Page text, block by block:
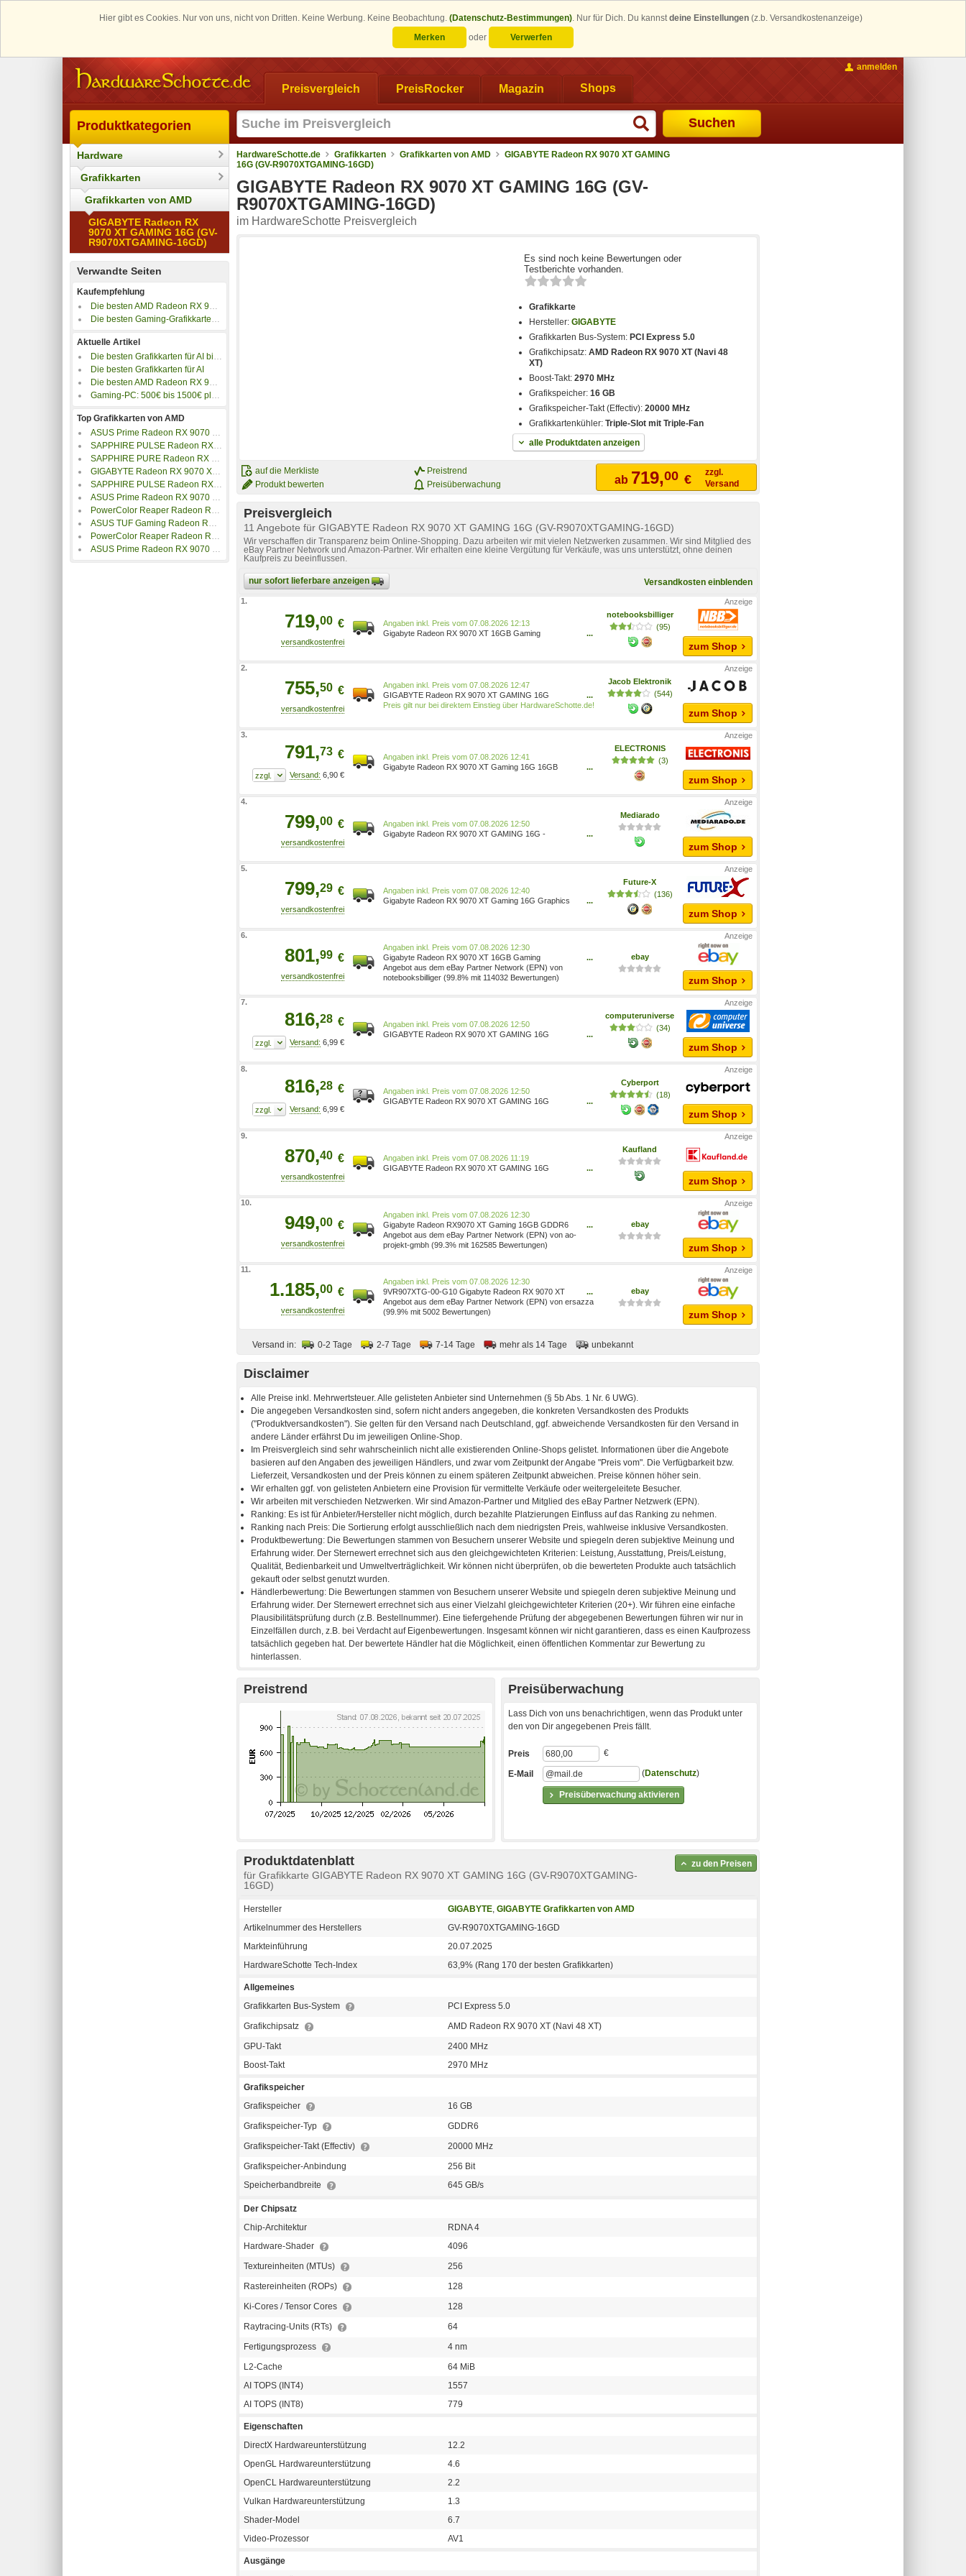
Hier gibt es Cookies. Nur von uns, nicht von Dritten. Keine Werbung. Keine Beobachtung. (Datenschutz-Bestimmungen). Nur für Dich. Du kannstdeine Einstellungen (z.b. Versandkostenanzeige)
Merken
oder Verwerfen
Preisvergleich PreisRocker Magazin Shops
Suchen
anmelden
Produktkategorien
Hardware
Grafikkarten
Grafikkarten von AMD
GIGABYTE Radeon RX
9070 XT GAMING 16G (GV-
R9070XTGAMING-16GD)
Verwandte Seiten
Kaufempfehlung
Die besten AMD Radeon RX 9070 XT Grafikkarten
Die besten Gaming-Grafikkarten bis 800 Euro
Aktuelle Artikel
Die besten Grafikkarten für AI bis 500 Euro
Die besten Grafikkarten für AI
Die besten AMD Radeon RX 9070 GRE Grafikkarten
Gaming-PC: 500€ bis 1500€ plus 4K-Gaming PC
Top Grafikkarten von AMD
ASUS Prime Radeon RX 9070 XT OC 16GB GDDR6
SAPPHIRE PULSE Radeon RX 9060 XT 16GB OC
SAPPHIRE PURE Radeon RX 9060 XT 16GB OC
GIGABYTE Radeon RX 9070 XT GAMING OC 16G
SAPPHIRE PULSE Radeon RX 9070 XT 16GB GDDR6
ASUS Prime Radeon RX 9070 OC 16GB GDDR6
PowerColor Reaper Radeon RX 9070 XT 16GB GDDR6
ASUS TUF Gaming Radeon RX 9070 XT OC 16GB GDDR6
PowerColor Reaper Radeon RX 9060 XT 16GB GDDR6
ASUS Prime Radeon RX 9070 EVO OC 16GB GDDR6
HardwareSchotte.de Grafikkarten Grafikkarten von AMD
GIGABYTE Radeon RX 9070 XT GAMING
16G (GV-R9070XTGAMING-16GD)
GIGABYTE Radeon RX 9070 XT GAMING 16G (GV-
R9070XTGAMING-16GD)
im HardwareSchotte Preisvergleich
Es sind noch keine Bewertungen oder
Testberichte vorhanden.
Grafikkarte
Hersteller:GIGABYTE
Grafikkarten Bus-System: PCI Express 5.0
Grafikchipsatz:AMD Radeon RX 9070 XT (Navi 48
XT)
Boost-Takt:2970 MHz
Grafikspeicher:16 GB
Grafikspeicher-Takt (Effectiv):20000 MHz
Grafikkartenkühler:Triple-Slot mit Triple-Fan
alle Produktdaten anzeigen
auf die Merkliste
Produkt bewerten
Preistrend
Preisüberwachung
ab 719,00 €
zzgl.
Versand
Preisvergleich
11 Angebote für GIGABYTE Radeon RX 9070 XT GAMING 16G (GV-R9070XTGAMING-16GD)
Wir verschaffen dir Transparenz beim Online-Shopping. Dazu arbeiten wir mit vielen Netzwerken zusammen. Wir sind Mitglied des
eBay Partner Network und Amazon-Partner. Wir erhalten eine kleine Vergütung für Verkäufe, was uns unterstützt, ohne deinen
Kaufpreis zu beeinflussen.
nur sofort lieferbare anzeigen Versandkosten einblenden
1.
719,00 €
Preis vom 07.08.2026 12:13
Gigabyte Radeon RX 9070 XT 16GB Gaming
...
notebooksbilliger
(95)
zum Shop
2.
755,50 €
Preis vom 07.08.2026 12:47
GIGABYTE Radeon RX 9070 XT GAMING 16G
Grafikkarte 16 GB GDDR6, 256-Bit, PCI-E 5.0, 2970
...
Preis gilt nur bei direktem Einstieg über HardwareSchotte.de!
Jacob Elektronik
(544)
zum Shop
3.
791,73 €
6,90 €
Preis vom 07.08.2026 12:41
Gigabyte Radeon RX 9070 XT Gaming 16G 16GB
...
ELECTRONIS
(3)
zum Shop
4.
799,00 €
Preis vom 07.08.2026 12:50
Gigabyte Radeon RX 9070 XT GAMING 16G -
...
Mediarado
zum Shop
5.
799,29 €
Preis vom 07.08.2026 12:40
Gigabyte Radeon RX 9070 XT Gaming 16G Graphics
...
Future-X
(136)
zum Shop
6.
801,99 €
Preis vom 07.08.2026 12:30
Gigabyte Radeon RX 9070 XT 16GB Gaming
Grafikkarte - 16GB GDDR6, 2x HDMI, 2x DP GV-
R9070XTGAMING-16GD
...
Angebot aus dem eBay Partner Network (EPN) von
notebooksbilliger (99.8% mit 114032 Bewertungen)
ebay
zum Shop
7.
816,28 €
6,99 €
Preis vom 07.08.2026 12:50
GIGABYTE Radeon RX 9070 XT GAMING 16G
...
computeruniverse
(34)
zum Shop
8.
816,28 €
6,99 €
Preis vom 07.08.2026 12:50
GIGABYTE Radeon RX 9070 XT GAMING 16G
...
Cyberport
(18)
zum Shop
9.
870,40 €
Preis vom 07.08.2026 11:19
GIGABYTE Radeon RX 9070 XT GAMING 16G
5.0
...
Kaufland
zum Shop
10.
949,00 €
Preis vom 07.08.2026 12:30
Gigabyte Radeon RX9070 XT Gaming 16GB GDDR6
2xHDMI 2xDP GV-R9070XTGAMING-16GD
...
Angebot aus dem eBay Partner Network (EPN) von ao-
projekt-gmbh (99.3% mit 162585 Bewertungen)
ebay
zum Shop
11.
1.185,00 €
Preis vom 07.08.2026 12:30
9VR907XTG-00-G10 Gigabyte Radeon RX 9070 XT
GAMING 16G Grafikkarten ~D~
...
Angebot aus dem eBay Partner Network (EPN) von ersazza
(99.9% mit 5002 Bewertungen)
ebay
zum Shop
Versand in: 0-2 Tage 2-7 Tage 7-14 Tage mehr als 14 Tage unbekannt
Disclaimer
Preistrend Preisüberwachung
Lass Dich von uns benachrichtigen, wenn das Produkt unter
den von Dir angegebenen Preis fällt.
Preisüberwachung aktivieren
Preis €
E-Mail (Datenschutz)
Produktdatenblatt
für Grafikkarte GIGABYTE Radeon RX 9070 XT GAMING 16G (GV-R9070XTGAMING-
16GD)
zu den Preisen
Hersteller GIGABYTE, GIGABYTE Grafikkarten von AMD
Artikelnummer des Herstellers
GV-R9070XTGAMING-16GD
Markteinführung
20.07.2025
HardwareSchotte Tech-Index
63,9% (Rang 170 der besten Grafikkarten)
Allgemeines
Grafikkarten Bus-System
PCI Express 5.0
Grafikchipsatz
AMD Radeon RX 9070 XT (Navi 48 XT)
GPU-Takt
2400 MHz
Boost-Takt
2970 MHz
Grafikspeicher
Grafikspeicher
16 GB
Grafikspeicher-Typ
GDDR6
Grafikspeicher-Takt (Effectiv)
20000 MHz
Grafikspeicher-Anbindung
256 Bit
Speicherbandbreite
645 GB/s
Der Chipsatz
Chip-Architektur
RDNA 4
Hardware-Shader
4096
Textureinheiten (MTUs)
256
Rastereinheiten (ROPs)
128
Ki-Cores / Tensor Cores
128
Raytracing-Units (RTs)
64
Fertigungsprozess
4 nm
L2-Cache
64 MiB
AI TOPS (INT4)
1557
AI TOPS (INT8)
779
Eigenschaften
DirectX Hardwareunterstützung
12.2
OpenGL Hardwareunterstützung
4.6
OpenCL Hardwareunterstützung
2.2
Vulkan Hardwareunterstützung
1.3
Shader-Model
6.7
Video-Prozessor
AV1
Ausgänge